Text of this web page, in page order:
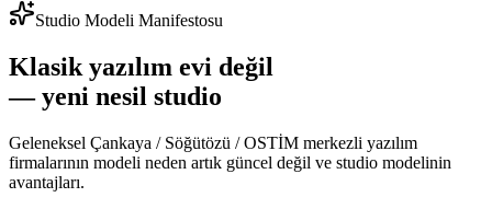
Studio Modeli Manifestosu
Klasik yazılım evi değil
— yeni nesil studio
Geleneksel Çankaya / Söğütözü / OSTİM merkezli yazılım
firmalarının modeli neden artık güncel değil ve studio modelinin
avantajları.